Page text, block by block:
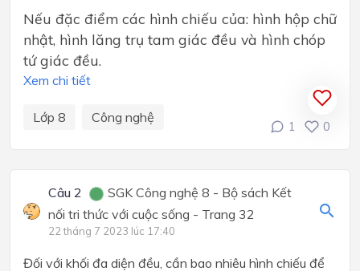
Nếu đặc điểm các hình chiếu của: hình hộp chữ
nhật, hình lăng trụ tam giác đều và hình chóp
tứ giác đều.
Xem chi tiết
Lớp 8 Công nghệ
1 0
Câu 2
SGK Công nghệ 8 - Bộ sách Kết
nối tri thức với cuộc sống - Trang 32
22 tháng 7 2023 lúc 17:40
Đối với khối đa diện đều, cần bao nhiêu hình chiếu để